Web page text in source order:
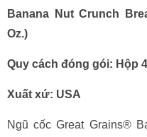
Banana Nut Crunch
Oz.)
Quy cách đóng gói: Hộp
Xuất xứ: USA
Ngũ cốc Great Grains®